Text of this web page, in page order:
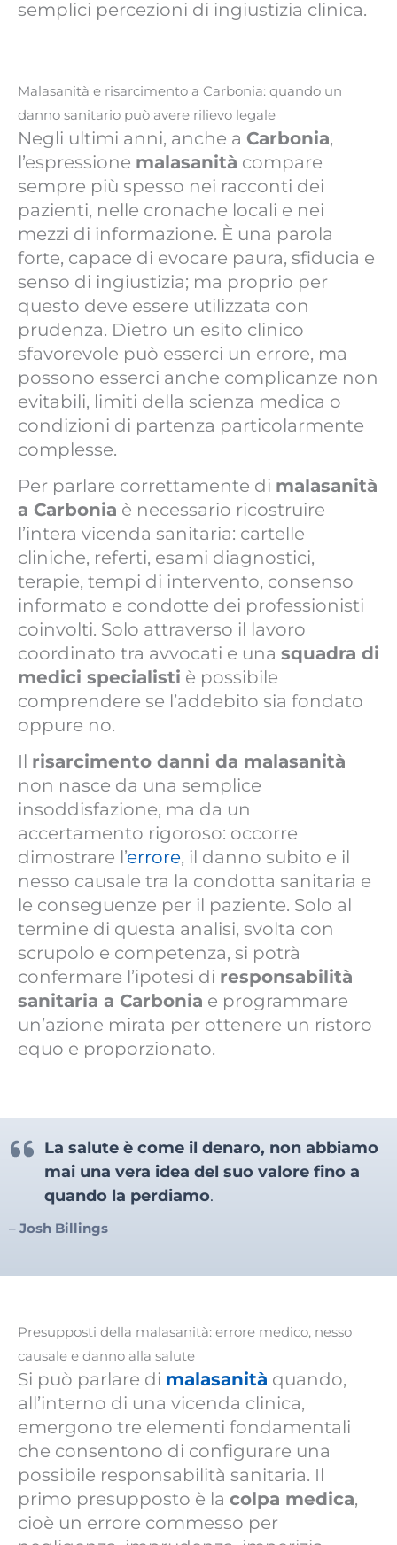
semplici percezioni di ingiustizia clinica.
Malasanità e risarcimento a Carbonia: quando un
danno sanitario può avere rilievo legale
Negli ultimi anni, anche a Carbonia,
l’espressione malasanità compare
sempre più spesso nei racconti dei
pazienti, nelle cronache locali e nei
mezzi di informazione. È una parola
forte, capace di evocare paura, sfiducia e
senso di ingiustizia; ma proprio per
questo deve essere utilizzata con
prudenza. Dietro un esito clinico
sfavorevole può esserci un errore, ma
possono esserci anche complicanze non
evitabili, limiti della scienza medica o
condizioni di partenza particolarmente
complesse.
Per parlare correttamente di malasanità
a Carbonia è necessario ricostruire
l’intera vicenda sanitaria: cartelle
cliniche, referti, esami diagnostici,
terapie, tempi di intervento, consenso
informato e condotte dei professionisti
coinvolti. Solo attraverso il lavoro
coordinato tra avvocati e una squadra di
medici specialisti è possibile
comprendere se l’addebito sia fondato
oppure no.
Il risarcimento danni da malasanità
non nasce da una semplice
insoddisfazione, ma da un
accertamento rigoroso: occorre
dimostrare l’errore, il danno subito e il
nesso causale tra la condotta sanitaria e
le conseguenze per il paziente. Solo al
termine di questa analisi, svolta con
scrupolo e competenza, si potrà
confermare l’ipotesi di responsabilità
sanitaria a Carbonia e programmare
un’azione mirata per ottenere un ristoro
equo e proporzionato.
La salute è come il denaro, non abbiamo
mai una vera idea del suo valore fino a
quando la perdiamo.
– Josh Billings
Presupposti della malasanità: errore medico, nesso
causale e danno alla salute
Si può parlare di malasanità quando,
all’interno di una vicenda clinica,
emergono tre elementi fondamentali
che consentono di configurare una
possibile responsabilità sanitaria. Il
primo presupposto è la colpa medica,
cioè un errore commesso per